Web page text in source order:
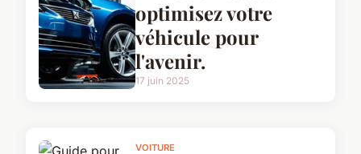
optimisez votre
véhicule pour
l'avenir.
17 juin 2025
VOITURE